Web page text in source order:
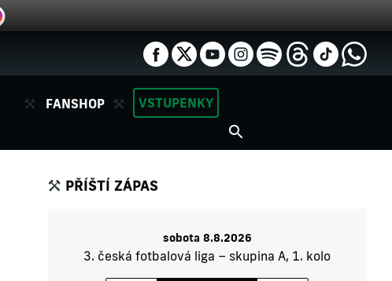
FANSHOP VSTUPENKY
PŘÍŠTÍ ZÁPAS
sobota 8.8.2026
3. česká fotbalová liga – skupina A, 1. kolo